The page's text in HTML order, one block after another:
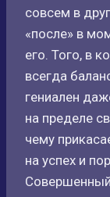
совсем в
«после» в
его. Того, в
всегда
гениален
на пределе
чему
на успех и